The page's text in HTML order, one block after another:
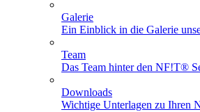
Galerie
Ein Einblick in die Galerie
Team
Das Team hinter den NF!T®
Downloads
Wichtige Unterlagen zu Ihren